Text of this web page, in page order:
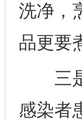
洗净，
品更要
三是
感染者